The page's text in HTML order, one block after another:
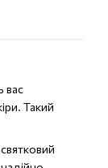
вас
Такий